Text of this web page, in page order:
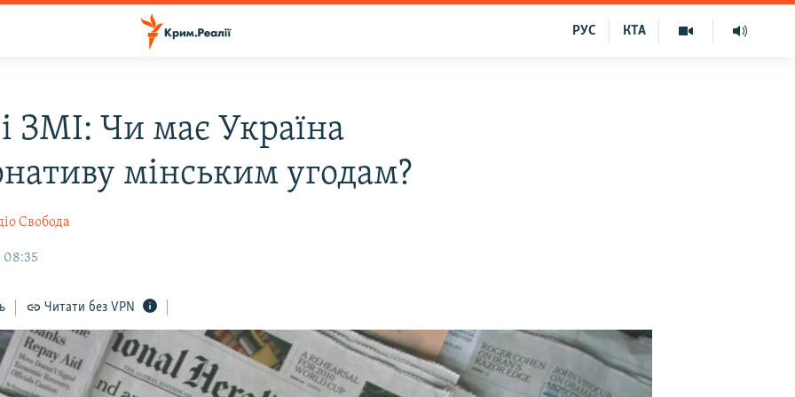
КТА
РУС
ЗМІ: Чи має Україна
мінським угодам?
Свобода
08:35
Читати без VPN